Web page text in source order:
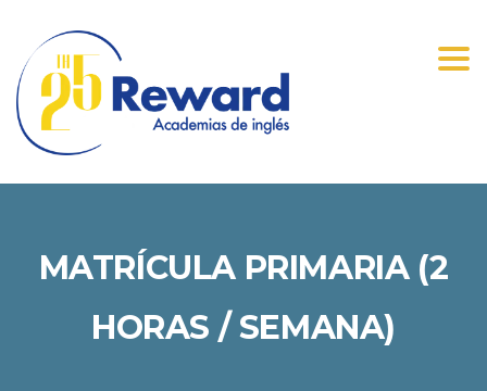
MATRÍCULA PRIMARIA (2
HORAS / SEMANA)